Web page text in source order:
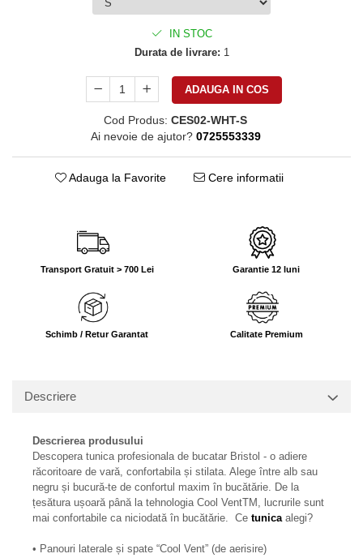
IN STOC
Durata de livrare: 1
ADAUGA IN COS
Cod Produs: CES02-WHT-S
Ai nevoie de ajutor? 0725553339
Adauga la Favorite Cere informatii
Transport Gratuit > 700 Lei Garantie 12 luni
Schimb / Retur Garantat Calitate Premium
Descriere
Descrierea produsului
Descopera tunica profesionala de bucatar Bristol - o adiere
răcoritoare de vară, confortabila și stilata. Alege între alb sau
negru și bucură-te de confortul maxim în bucătărie. De la
țesătura ușoară până la tehnologia Cool VentTM, lucrurile sunt
mai confortabile ca niciodată în bucătărie. Ce tunica alegi?
• Panouri laterale și spate “Cool Vent” (de aerisire)